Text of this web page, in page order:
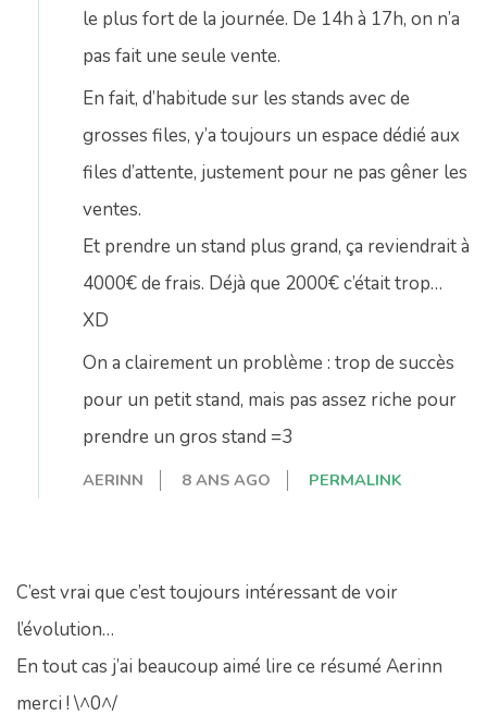
le plus fort de la journée. De 14h à 17h, on n’a
pas fait une seule vente.
En fait, d’habitude sur les stands avec de
grosses files, y’a toujours un espace dédié aux
files d’attente, justement pour ne pas gêner les
ventes.
Et prendre un stand plus grand, ça reviendrait à
4000€ de frais. Déjà que 2000€ c’était trop…
XD
On a clairement un problème : trop de succès
pour un petit stand, mais pas assez riche pour
prendre un gros stand =3
AERINN 8 ANS AGO PERMALINK
C’est vrai que c’est toujours intéressant de voir
l’évolution…
En tout cas j’ai beaucoup aimé lire ce résumé Aerinn
merci ! \^0^/